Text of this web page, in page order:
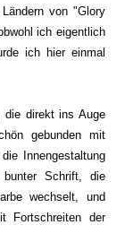
von "Glory
ich eigentlich
ich hier einmal
die direkt ins Auge
gebunden mit
Innengestaltung
Schrift, die
wechselt, und
Fortschreiten der